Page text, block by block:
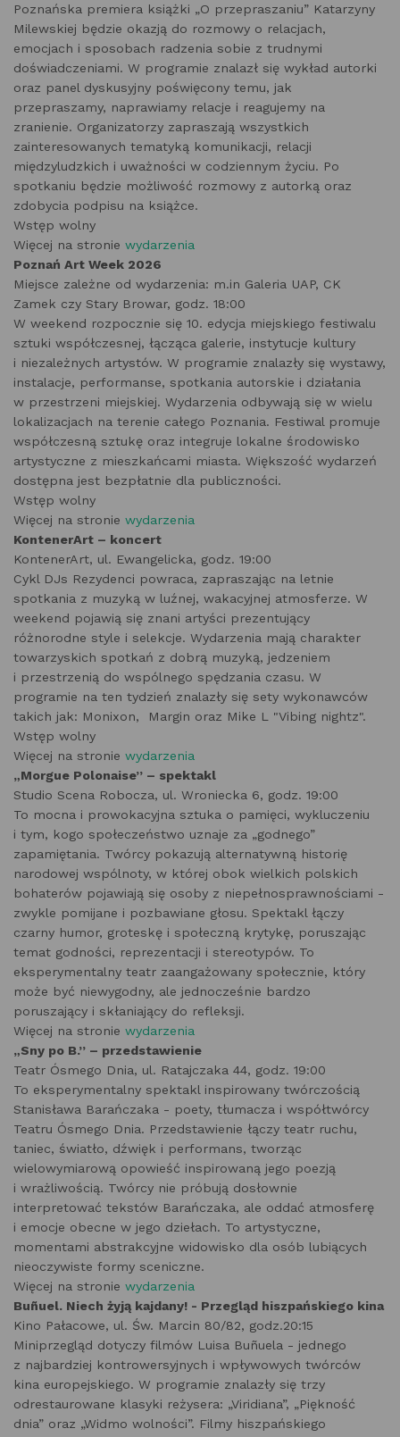
Poznańska premiera książki „O przepraszaniu” Katarzyny
Milewskiej będzie okazją do rozmowy o relacjach,
emocjach i sposobach radzenia sobie z trudnymi
doświadczeniami. W programie znalazł się wykład autorki
oraz panel dyskusyjny poświęcony temu, jak
przepraszamy, naprawiamy relacje i reagujemy na
zranienie. Organizatorzy zapraszają wszystkich
zainteresowanych tematyką komunikacji, relacji
międzyludzkich i uważności w codziennym życiu. Po
spotkaniu będzie możliwość rozmowy z autorką oraz
zdobycia podpisu na książce.
Wstęp wolny
Więcej na stronie wydarzenia
Poznań Art Week 2026
Miejsce zależne od wydarzenia: m.in Galeria UAP, CK
Zamek czy Stary Browar, godz. 18:00
W weekend rozpocznie się 10. edycja miejskiego festiwalu
sztuki współczesnej, łącząca galerie, instytucje kultury
i niezależnych artystów. W programie znalazły się wystawy,
instalacje, performanse, spotkania autorskie i działania
w przestrzeni miejskiej. Wydarzenia odbywają się w wielu
lokalizacjach na terenie całego Poznania. Festiwal promuje
współczesną sztukę oraz integruje lokalne środowisko
artystyczne z mieszkańcami miasta. Większość wydarzeń
dostępna jest bezpłatnie dla publiczności.
Wstęp wolny
Więcej na stronie wydarzenia
KontenerArt – koncert
KontenerArt, ul. Ewangelicka, godz. 19:00
Cykl DJs Rezydenci powraca, zapraszając na letnie
spotkania z muzyką w luźnej, wakacyjnej atmosferze. W
weekend pojawią się znani artyści prezentujący
różnorodne style i selekcje. Wydarzenia mają charakter
towarzyskich spotkań z dobrą muzyką, jedzeniem
i przestrzenią do wspólnego spędzania czasu. W
programie na ten tydzień znalazły się sety wykonawców
takich jak: Monixon, Margin oraz Mike L "Vibing nightz".
Wstęp wolny
Więcej na stronie wydarzenia
„Morgue Polonaise” – spektakl
Studio Scena Robocza, ul. Wroniecka 6, godz. 19:00
To mocna i prowokacyjna sztuka o pamięci, wykluczeniu
i tym, kogo społeczeństwo uznaje za „godnego”
zapamiętania. Twórcy pokazują alternatywną historię
narodowej wspólnoty, w której obok wielkich polskich
bohaterów pojawiają się osoby z niepełnosprawnościami -
zwykle pomijane i pozbawiane głosu. Spektakl łączy
czarny humor, groteskę i społeczną krytykę, poruszając
temat godności, reprezentacji i stereotypów. To
eksperymentalny teatr zaangażowany społecznie, który
może być niewygodny, ale jednocześnie bardzo
poruszający i skłaniający do refleksji.
Więcej na stronie wydarzenia
„Sny po B.” – przedstawienie
Teatr Ósmego Dnia, ul. Ratajczaka 44, godz. 19:00
To eksperymentalny spektakl inspirowany twórczością
Stanisława Barańczaka - poety, tłumacza i współtwórcy
Teatru Ósmego Dnia. Przedstawienie łączy teatr ruchu,
taniec, światło, dźwięk i performans, tworząc
wielowymiarową opowieść inspirowaną jego poezją
i wrażliwością. Twórcy nie próbują dosłownie
interpretować tekstów Barańczaka, ale oddać atmosferę
i emocje obecne w jego dziełach. To artystyczne,
momentami abstrakcyjne widowisko dla osób lubiących
nieoczywiste formy sceniczne.
Więcej na stronie wydarzenia
Buñuel. Niech żyją kajdany! - Przegląd hiszpańskiego kina
Kino Pałacowe, ul. Św. Marcin 80/82, godz.20:15
Miniprzegląd dotyczy filmów Luisa Buñuela - jednego
z najbardziej kontrowersyjnych i wpływowych twórców
kina europejskiego. W programie znalazły się trzy
odrestaurowane klasyki reżysera: „Viridiana”, „Piękność
dnia” oraz „Widmo wolności”. Filmy hiszpańskiego